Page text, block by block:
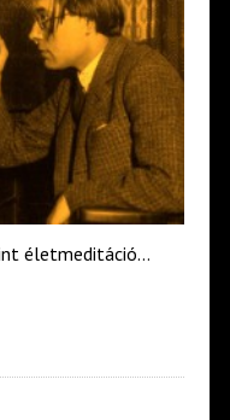
életmeditáció…